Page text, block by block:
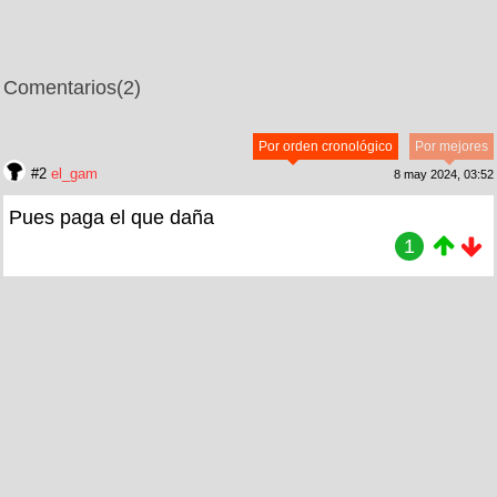
Comentarios(2)
Por mejores
Por orden cronológico
#2 el_gam 8 may 2024, 03:52
Pues paga el que daña
1